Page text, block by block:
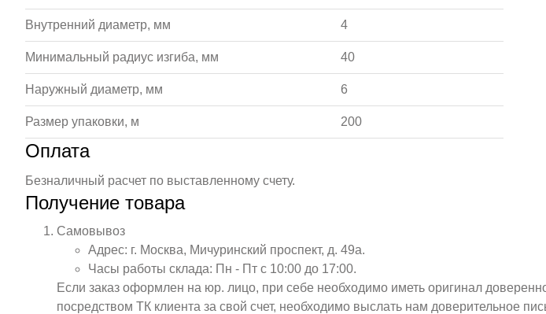
Внутренний диаметр, мм 4
Минимальный радиус изгиба, мм 40
Наружный диаметр, мм 6
Размер упаковки, м 200
Оплата
Безналичный расчет по выставленному счету.
Получение товара
Самовывоз
Адрес: г. Москва, Мичуринский проспект, д. 49а.
Часы работы склада: Пн - Пт с 10:00 до 17:00.
Если заказ оформлен на юр. лицо, при себе необходимо иметь оригинал
посредством ТК клиента за свой счет, необходимо выслать нам доверительное